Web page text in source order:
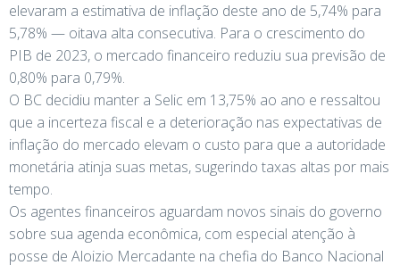
elevaram a estimativa de inflação deste ano de 5,74% para
5,78% — oitava alta consecutiva. Para o crescimento do
PIB de 2023, o mercado financeiro reduziu sua previsão de
0,80% para 0,79%.
O BC decidiu manter a Selic em 13,75% ao ano e ressaltou
que a incerteza fiscal e a deterioração nas expectativas de
inflação do mercado elevam o custo para que a autoridade
monetária atinja suas metas, sugerindo taxas altas por mais
tempo.
Os agentes financeiros aguardam novos sinais do governo
sobre sua agenda econômica, com especial atenção à
posse de Aloizio Mercadante na chefia do Banco Nacional